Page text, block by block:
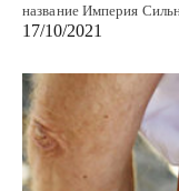
название Империя
17/10/2021